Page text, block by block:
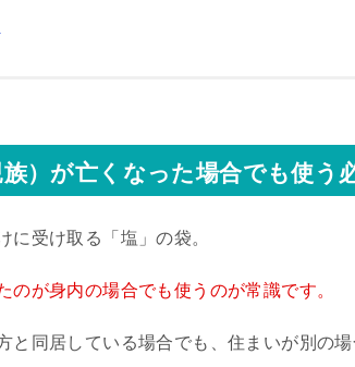
）が亡くなった場合でも使う
に受け取る「塩」の袋。
のが身内の場合でも使うのが常識です。
と同居している場合でも、住まいが別の